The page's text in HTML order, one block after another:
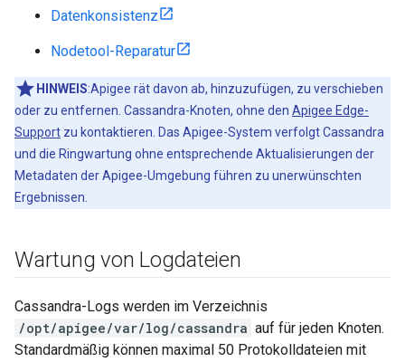
Datenkonsistenz
Nodetool-Reparatur
HINWEIS:Apigee rät davon ab, hinzuzufügen, zu verschieben
oder zu entfernen. Cassandra-Knoten, ohne den Apigee Edge-
Support zu kontaktieren. Das Apigee-System verfolgt Cassandra
und die Ringwartung ohne entsprechende Aktualisierungen der
Metadaten der Apigee-Umgebung führen zu unerwünschten
Ergebnissen.
Wartung von Logdateien
Cassandra-Logs werden im Verzeichnis
/opt/apigee/var/log/cassandra auf für jeden Knoten.
Standardmäßig können maximal 50 Protokolldateien mit